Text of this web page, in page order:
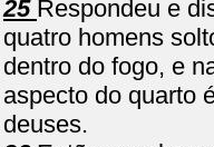
25 Respondeu e
quatro homens
dentro do fogo, e
aspecto do quarto
deuses.